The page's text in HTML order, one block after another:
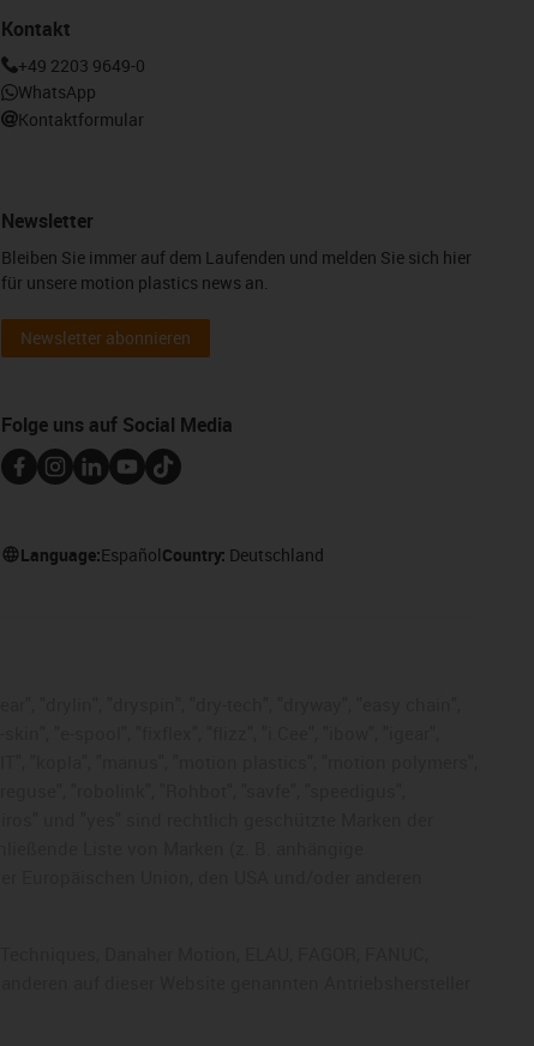
Kontakt
+49 2203 9649-0
WhatsApp
Kontaktformular
Newsletter
Bleiben Sie immer auf dem Laufenden und melden Sie sich hier
für unsere motion plastics news an.
Newsletter abonnieren
Folge uns auf Social Media
Language:EspañolCountry: Deutschland